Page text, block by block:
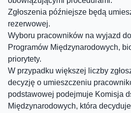
Zgłoszenia późniejsze będą
rezerwowej.
Wyboru pracowników na wyjazd
Programów Międzynarodowych,
priorytety.
W przypadku większej liczby
decyzję o umieszczeniu
podstawowej podejmuje Komisja
Międzynarodowych, która